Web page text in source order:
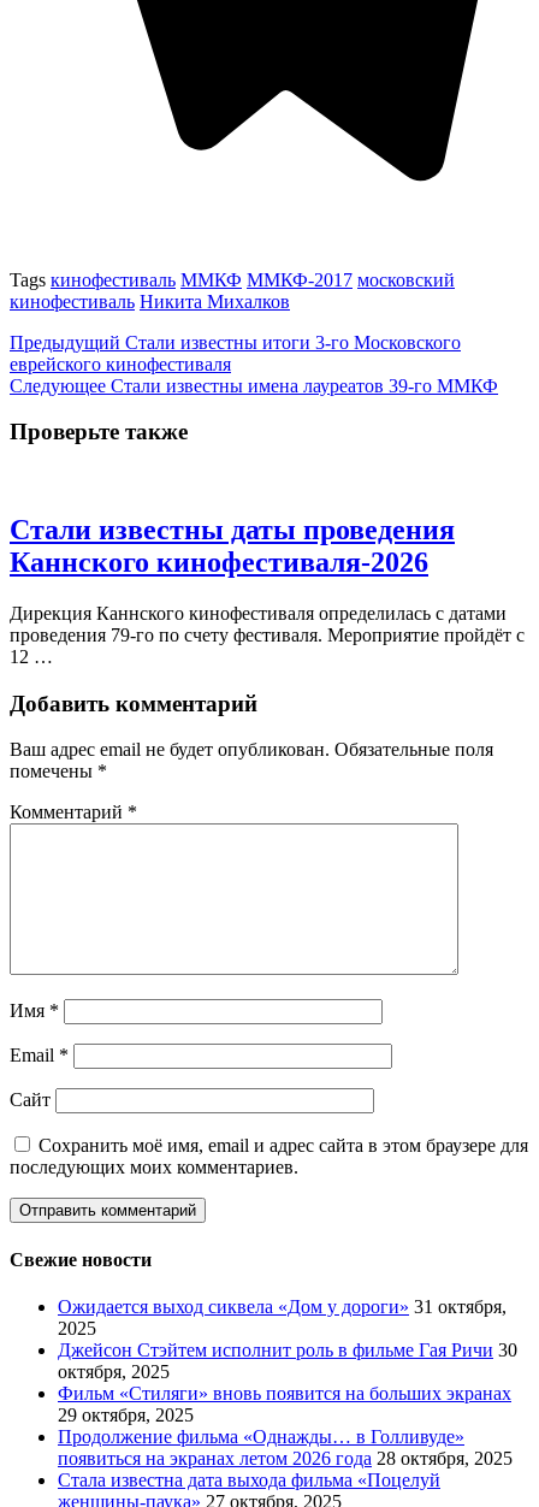
Tags кинофестиваль ММКФ ММКФ-2017 московский
кинофестиваль Никита Михалков
Предыдущий Стали известны итоги 3-го Московского
еврейского кинофестиваля
Следующее Стали известны имена лауреатов 39-го ММКФ
Проверьте также
Стали известны даты проведения
Каннского кинофестиваля-2026
Дирекция Каннского кинофестиваля определилась с датами
проведения 79-го по счету фестиваля. Мероприятие пройдёт с
12 …
Добавить комментарий
Ваш адрес email не будет опубликован. Обязательные поля
помечены *
Комментарий *
Имя *
Email *
Сайт
Сохранить моё имя, email и адрес сайта в этом браузере для
последующих моих комментариев.
Свежие новости
Ожидается выход сиквела «Дом у дороги» 31 октября,
2025
Джейсон Стэйтем исполнит роль в фильме Гая Ричи 30
октября, 2025
Фильм «Стиляги» вновь появится на больших экранах
29 октября, 2025
Продолжение фильма «Однажды… в Голливуде»
появиться на экранах летом 2026 года 28 октября, 2025
Стала известна дата выхода фильма «Поцелуй
женщины-паука» 27 октября, 2025